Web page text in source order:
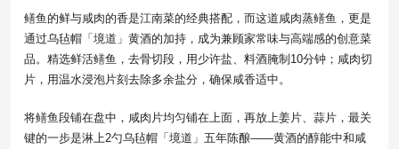
鳝鱼的鲜与咸肉的香是江南菜的经典搭配，而这道咸肉蒸鳝鱼，更是
通过乌毡帽「境道」黄酒的加持，成为兼顾家常味与高端感的创意菜
品。精选鲜活鳝鱼，去骨切段，用少许盐、料酒腌制10分钟；咸肉切
片，用温水浸泡片刻去除多余盐分，确保咸香适中。
将鳝鱼段铺在盘中，咸肉片均匀铺在上面，再放上姜片、蒜片，最关
键的一步是淋上2勺乌毡帽「境道」五年陈酿——黄酒的醇能中和咸